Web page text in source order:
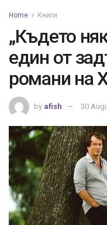
Home Книги
„Където
един от
романи на
by afish 30